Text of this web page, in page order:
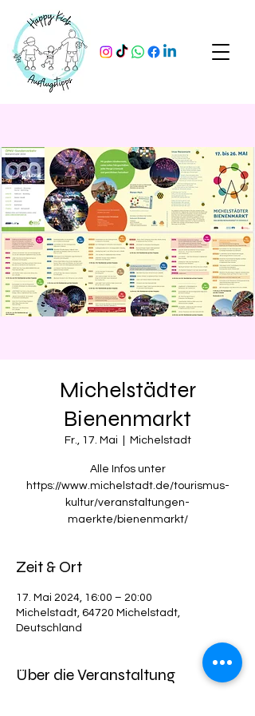
Michelstädter
Bienenmarkt
Fr., 17. Mai Michelstadt
Alle Infos unter
https://www.michelstadt.de/tourismus-
kultur/veranstaltungen-
maerkte/bienenmarkt/
Zeit & Ort
17. Mai 2024, 16:00 – 20:00
Michelstadt, 64720 Michelstadt,
Deutschland
Über die Veranstaltung